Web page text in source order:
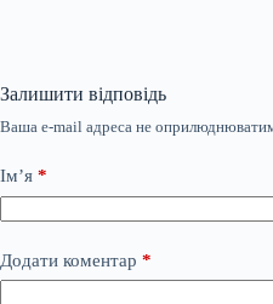
Залишити відповідь
Ваша e-mail адреса не
Ім’я *
Додати коментар *